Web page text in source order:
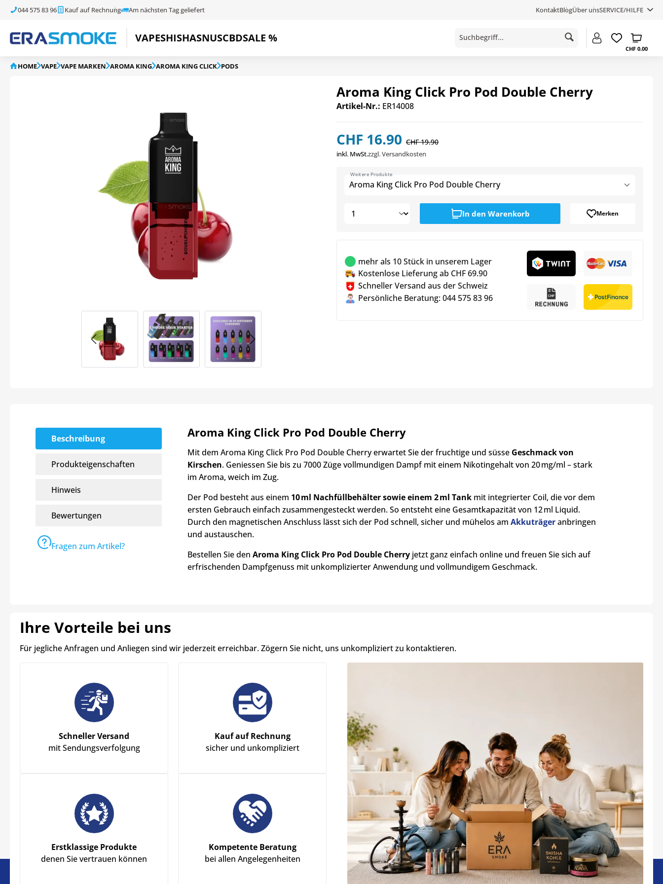
044 575 83 96 Kauf auf Rechnung Am nächsten Tag geliefert KontaktBlogÜber unsSERVICE/HILFE
VAPESHISHASNUSCBDSALE %
CHF 0.00
HOME VAPE VAPE MARKEN AROMA KING AROMA KING CLICK PODS
Aroma King Click Pro Pod Double Cherry
Artikel-Nr.: ER14008
CHF 16.90 CHF 19.90
inkl. MwSt.zzgl. Versandkosten
Aroma King Click Pro Pod Double Cherry
Weitere Produkte
In den Warenkorb Merken
mehr als 10 Stück in unserem Lager
Kostenlose Lieferung ab CHF 69.90
Schneller Versand aus der Schweiz
Persönliche Beratung: 044 575 83 96
Beschreibung
Produkteigenschaften
Hinweis
Bewertungen
Fragen zum Artikel?
Aroma King Click Pro Pod Double Cherry
Mit dem Aroma King Click Pro Pod Double Cherry erwartet Sie der fruchtige und süsse Geschmack von
Kirschen. Geniessen Sie bis zu 7000 Züge vollmundigen Dampf mit einem Nikotingehalt von 20 mg/ml – stark
im Aroma, weich im Zug.
Der Pod besteht aus einem 10 ml Nachfüllbehälter sowie einem 2 ml Tank mit integrierter Coil, die vor dem
ersten Gebrauch einfach zusammengesteckt werden. So entsteht eine Gesamtkapazität von 12 ml Liquid.
Durch den magnetischen Anschluss lässt sich der Pod schnell, sicher und mühelos am Akkuträgeranbringen
und austauschen.
Bestellen Sie den Aroma King Click Pro Pod Double Cherry jetzt ganz einfach online und freuen Sie sich auf
erfrischenden Dampfgenuss mit unkomplizierter Anwendung und vollmundigem Geschmack.
Ihre Vorteile bei uns
Für jegliche Anfragen und Anliegen sind wir jederzeit erreichbar. Zögern Sie nicht, uns unkompliziert zu kontaktieren.
Schneller Versand
mit Sendungsverfolgung
Kauf auf Rechnung
sicher und unkompliziert
Erstklassige Produkte
denen Sie vertrauen können
Kompetente Beratung
bei allen Angelegenheiten